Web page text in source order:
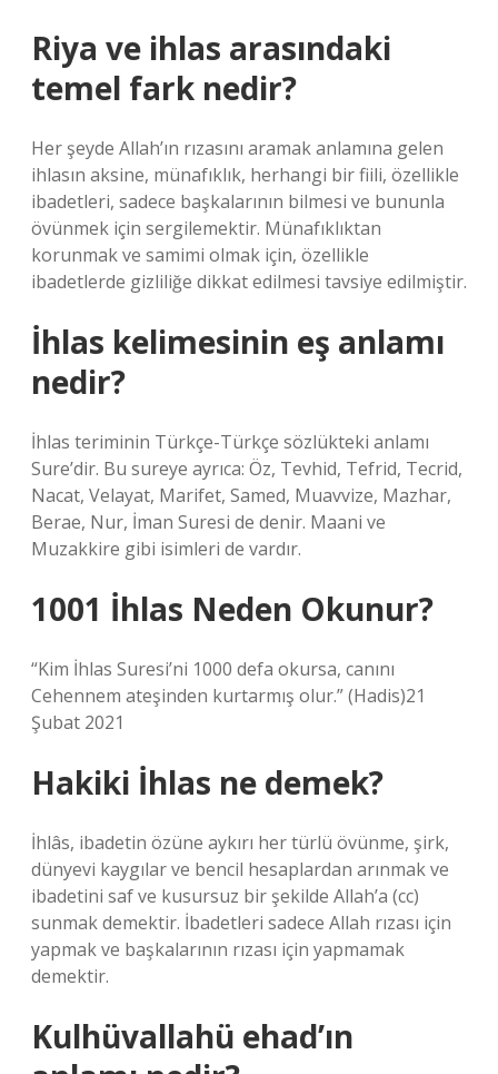
Riya ve ihlas arasındaki
temel fark nedir?
Her şeyde Allah’ın rızasını aramak anlamına gelen
ihlasın aksine, münafıklık, herhangi bir fiili, özellikle
ibadetleri, sadece başkalarının bilmesi ve bununla
övünmek için sergilemektir. Münafıklıktan
korunmak ve samimi olmak için, özellikle
ibadetlerde gizliliğe dikkat edilmesi tavsiye edilmiştir.
İhlas kelimesinin eş anlamı
nedir?
İhlas teriminin Türkçe-Türkçe sözlükteki anlamı
Sure’dir. Bu sureye ayrıca: Öz, Tevhid, Tefrid, Tecrid,
Nacat, Velayat, Marifet, Samed, Muavvize, Mazhar,
Berae, Nur, İman Suresi de denir. Maani ve
Muzakkire gibi isimleri de vardır.
1001 İhlas Neden Okunur?
“Kim İhlas Suresi’ni 1000 defa okursa, canını
Cehennem ateşinden kurtarmış olur.” (Hadis)21
Şubat 2021
Hakiki İhlas ne demek?
İhlâs, ibadetin özüne aykırı her türlü övünme, şirk,
dünyevi kaygılar ve bencil hesaplardan arınmak ve
ibadetini saf ve kusursuz bir şekilde Allah’a (cc)
sunmak demektir. İbadetleri sadece Allah rızası için
yapmak ve başkalarının rızası için yapmamak
demektir.
Kulhüvallahü ehad’ın